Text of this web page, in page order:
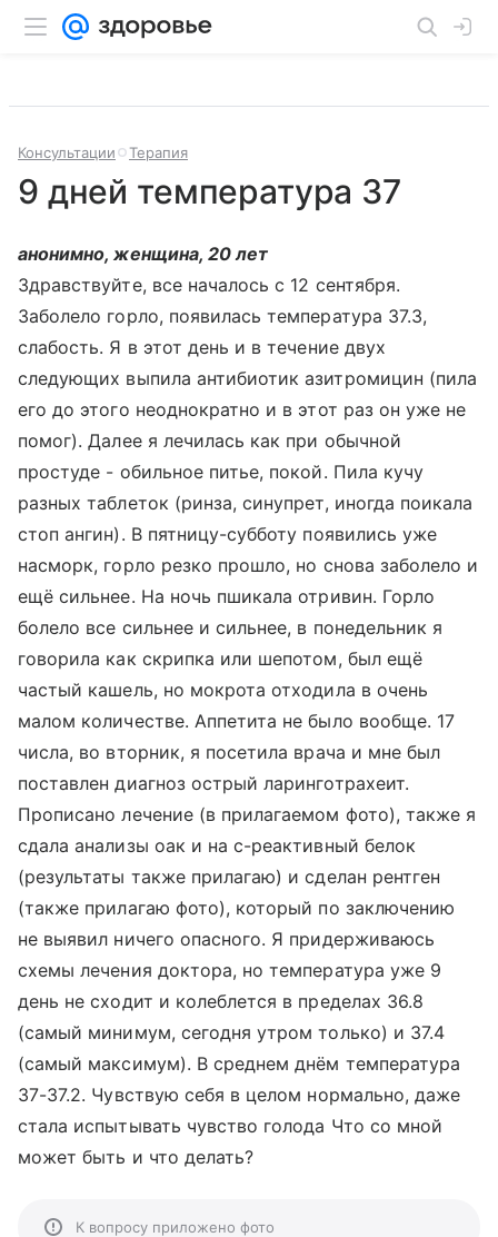
Консультации Терапия
9 дней температура 37
анонимно, женщина, 20 лет
Здравствуйте, все началось с 12 сентября.
Заболело горло, появилась температура 37.3,
слабость. Я в этот день и в течение двух
следующих выпила антибиотик азитромицин (пила
его до этого неоднократно и в этот раз он уже не
помог). Далее я лечилась как при обычной
простуде - обильное питье, покой. Пила кучу
разных таблеток (ринза, синупрет, иногда поикала
стоп ангин). В пятницу-субботу появились уже
насморк, горло резко прошло, но снова заболело и
ещё сильнее. На ночь пшикала отривин. Горло
болело все сильнее и сильнее, в понедельник я
говорила как скрипка или шепотом, был ещё
частый кашель, но мокрота отходила в очень
малом количестве. Аппетита не было вообще. 17
числа, во вторник, я посетила врача и мне был
поставлен диагноз острый ларинготрахеит.
Прописано лечение (в прилагаемом фото), также я
сдала анализы оак и на с-реактивный белок
(результаты также прилагаю) и сделан рентген
(также прилагаю фото), который по заключению
не выявил ничего опасного. Я придерживаюсь
схемы лечения доктора, но температура уже 9
день не сходит и колеблется в пределах 36.8
(самый минимум, сегодня утром только) и 37.4
(самый максимум). В среднем днём температура
37-37.2. Чувствую себя в целом нормально, даже
стала испытывать чувство голода Что со мной
может быть и что делать?
К вопросу приложено фото